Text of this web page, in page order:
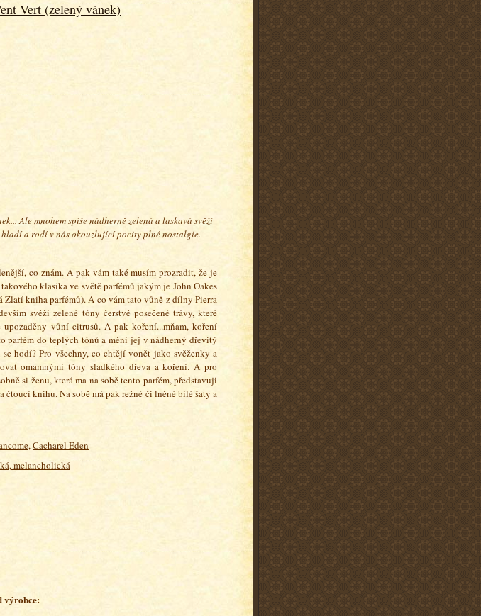
Vert (zelený vánek)
Ale mnohem spíše nádherně zelená a laskavá svěží
hladí a rodí v nás okouzlující pocity plné nostalgie.
co znám. A pak vám také musím prozradit, že je
klasika ve světě parfémů jakým je John Oakes
Zlatí kniha parfémů). A co vám tato vůně z dílny Pierra
svěží zelené tóny čerstvě posečené trávy, které
vůní citrusů. A pak koření...mňam, koření
parfém do teplých tónů a mění jej v nádherný dřevitý
hodí? Pro všechny, co chtějí vonět jako svěženky a
omamnými tóny sladkého dřeva a koření. A pro
si ženu, která ma na sobě tento parfém, představuji
čtoucí knihu. Na sobě má pak režné či lněné bílé šaty a
,Cacharel Eden
melancholická
výrobce: